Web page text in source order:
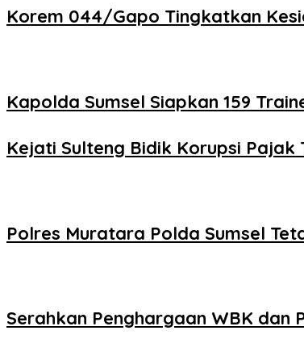
Korem 044/Gapo Tingkatkan
Kapolda Sumsel Siapkan 159
Kejati Sulteng Bidik Korupsi
Polres Muratara Polda Sumsel
Serahkan Penghargaan WBK dan